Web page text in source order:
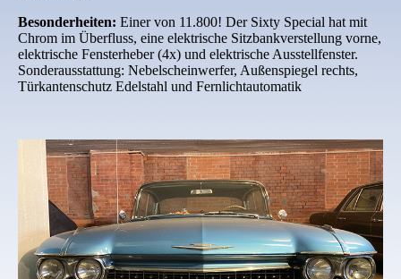
Besonderheiten: Einer von 11.800! Der Sixty Special hat mit
Chrom im Überfluss, eine elektrische Sitzbankverstellung vorne,
elektrische Fensterheber (4x) und elektrische Ausstellfenster.
Sonderausstattung: Nebelscheinwerfer, Außenspiegel rechts,
Türkantenschutz Edelstahl und Fernlichtautomatik